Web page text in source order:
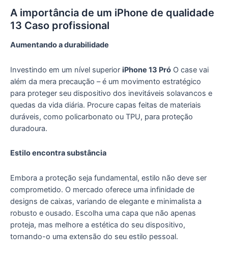
A importância de um iPhone de qualidade
13 Caso profissional
Aumentando a durabilidade
Investindo em um nível superior iPhone 13 Pró O case vai
além da mera precaução – é um movimento estratégico
para proteger seu dispositivo dos inevitáveis ​​solavancos e
quedas da vida diária. Procure capas feitas de materiais
duráveis, como policarbonato ou TPU, para proteção
duradoura.
Estilo encontra substância
Embora a proteção seja fundamental, estilo não deve ser
comprometido. O mercado oferece uma infinidade de
designs de caixas, variando de elegante e minimalista a
robusto e ousado. Escolha uma capa que não apenas
proteja, mas melhore a estética do seu dispositivo,
tornando-o uma extensão do seu estilo pessoal.